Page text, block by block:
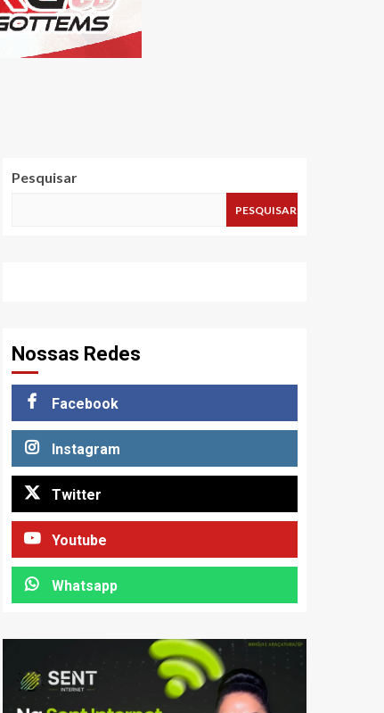
Pesquisar
PESQUISAR
Nossas Redes
Facebook
Instagram
Twitter
Youtube
Whatsapp